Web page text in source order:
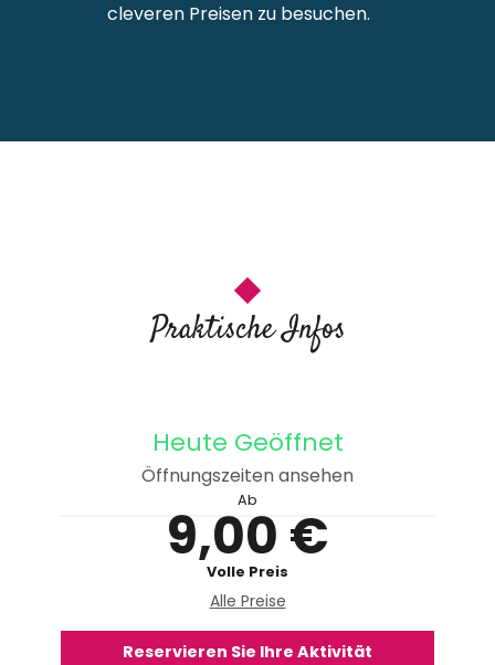
cleveren Preisen zu besuchen.
Praktische Infos
Heute Geöffnet
Öffnungszeiten ansehen
Ab
9,00 €
Volle Preis
Alle Preise
Reservieren Sie Ihre Aktivität